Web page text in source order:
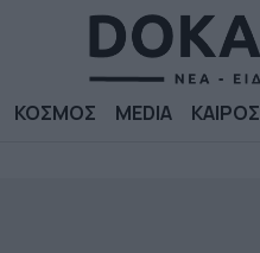
ΚΟΣΜΟΣ MEDIA ΚΑΙΡΟΣ